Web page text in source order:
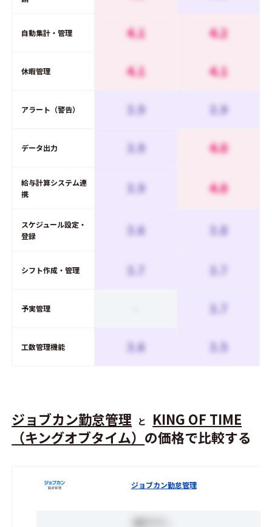
自動集計・管理 4.1 4.2
休暇管理 4.1 4.1
アラート（警告） 3.9 3.9
データ出力 3.9 4.0
給与計算システム連
携
3.9 4.0
スケジュール設定・
登録
3.6 3.8
シフト作成・管理 3.7 3.7
予実管理 3.7
工数管理機能 3.6 3.5
ジョブカン勤怠管理 と
KING OF TIME
（キングオブタイム） の価格で比較する
ジョブカン勤怠管理